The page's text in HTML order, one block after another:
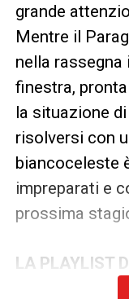
grande
Mentre il
nella
finestra,
la situazione
risolversi con
biancoceleste
impreparati e
prossima
LA PLAYLIST